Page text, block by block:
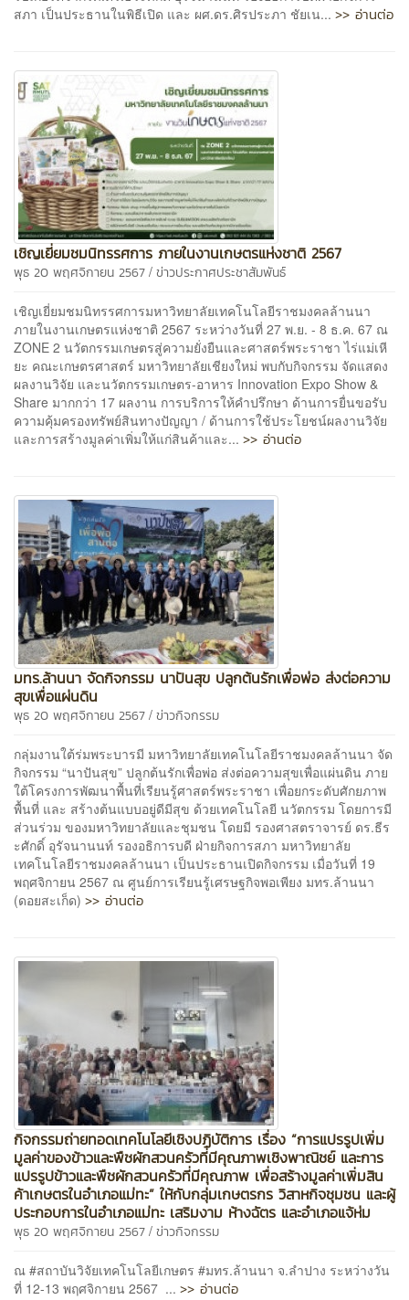
สภา เป็นประธานในพิธีเปิด และ ผศ.ดร.ศิรประภา ชัยเน... >> อ่านต่อ
เชิญเยี่ยมชมนิทรรศการ ภายในงานเกษตรแห่งชาติ 2567
พุธ 20 พฤศจิกายน 2567 / ข่าวประกาศประชาสัมพันธ์
เชิญเยี่ยมชมนิทรรศการมหาวิทยาลัยเทคโนโลยีราชมงคลล้านนา
ภายในงานเกษตรแห่งชาติ 2567 ระหว่างวันที่ 27 พ.ย. - 8 ธ.ค. 67 ณ
ZONE 2 นวัตกรรมเกษตรสู่ความยั่งยืนและศาสตร์พระราชา ไร่แม่เหี
ยะ คณะเกษตรศาสตร์ มหาวิทยาลัยเชียงใหม่ พบกับกิจกรรม จัดแสดง
ผลงานวิจัย และนวัตกรรมเกษตร-อาหาร Innovation Expo Show &
Share มากกว่า 17 ผลงาน การบริการให้คำปรึกษา ด้านการยื่นขอรับ
ความคุ้มครองทรัพย์สินทางปัญญา / ด้านการใช้ประโยชน์ผลงานวิจัย
และการสร้างมูลค่าเพิ่มให้แก่สินค้าและ... >> อ่านต่อ
มทร.ล้านนา จัดกิจกรรม นาปันสุข ปลูกต้นรักเพื่อพ่อ ส่งต่อความ
สุขเพื่อแผ่นดิน
พุธ 20 พฤศจิกายน 2567 / ข่าวกิจกรรม
กลุ่มงานใต้ร่มพระบารมี มหาวิทยาลัยเทคโนโลยีราชมงคลล้านนา จัด
กิจกรรม “นาปันสุข” ปลูกต้นรักเพื่อพ่อ ส่งต่อความสุขเพื่อแผ่นดิน ภาย
ใต้โครงการพัฒนาพื้นที่เรียนรู้ศาสตร์พระราชา เพื่อยกระดับศักยภาพ
พื้นที่ และ สร้างต้นแบบอยู่ดีมีสุข ด้วยเทคโนโลยี นวัตกรรม โดยการมี
ส่วนร่วม ของมหาวิทยาลัยและชุมชน โดยมี รองศาสตราจารย์ ดร.ธีร
ะศักดิ์ อุรัจนานนท์ รองอธิการบดี ฝ่ายกิจการสภา มหาวิทยาลัย
เทคโนโลยีราชมงคลล้านนา เป็นประธานเปิดกิจกรรม เมื่อวันที่ 19
พฤศจิกายน 2567 ณ ศูนย์การเรียนรู้เศรษฐกิจพอเพียง มทร.ล้านนา
(ดอยสะเก็ด) >> อ่านต่อ
กิจกรรมถ่ายทอดเทคโนโลยีเชิงปฏิบัติการ เรื่อง “การแปรรูปเพิ่ม
มูลค่าของข้าวและพืชผักสวนครัวที่มีคุณภาพเชิงพาณิชย์ และการ
แปรรูปข้าวและพืชผักสวนครัวที่มีคุณภาพ เพื่อสร้างมูลค่าเพิ่มสิน
ค้าเกษตรในอำเภอแม่ทะ” ให้กับกลุ่มเกษตรกร วิสาหกิจชุมชน และผู้
ประกอบการในอำเภอแม่ทะ เสริมงาม ห้างฉัตร และอำเภอแจ้ห่ม
พุธ 20 พฤศจิกายน 2567 / ข่าวกิจกรรม
ณ #สถาบันวิจัยเทคโนโลยีเกษตร #มทร.ล้านนา จ.ลำปาง ระหว่างวัน
ที่ 12-13 พฤศจิกายน 2567 ... >> อ่านต่อ